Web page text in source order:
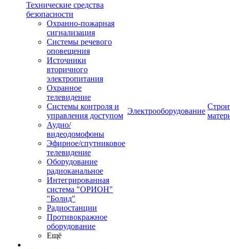
Технические средства
безопасности
Охранно-пожарная
сигнализация
Системы речевого
оповещения
Источники
вторичного
электропитания
Охранное
телевидение
Системы контроля и
управления доступом
Аудио/
видеодомофоны
Эфирное/спутниковое
телевидение
Оборудование
радиоканальное
Интегрированная
система "ОРИОН"
"Болид"
Радиостанции
Противокражное
оборудование
Ещё
Электрооборудование